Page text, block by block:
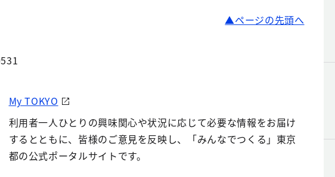
ページの先頭へ
My TOKYO
利用者一人ひとりの興味関心や状況に応じて必要な情報をお届け
するとともに、皆様のご意見を反映し、「みんなでつくる」東京
都の公式ポータルサイトです。